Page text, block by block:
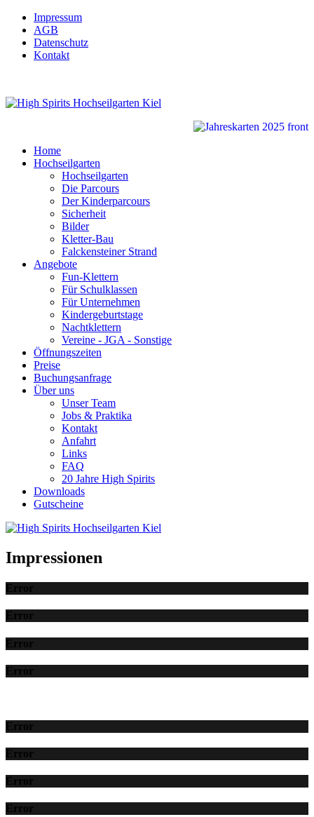
Impressum
AGB
Datenschutz
Kontakt
Home
Hochseilgarten
Hochseilgarten
Die Parcours
Der Kinderparcours
Sicherheit
Bilder
Kletter-Bau
Falckensteiner Strand
Angebote
Fun-Klettern
Für Schulklassen
Für Unternehmen
Kindergeburtstage
Nachtklettern
Vereine - JGA - Sonstige
Öffnungszeiten
Preise
Buchungsanfrage
Über uns
Unser Team
Jobs & Praktika
Kontakt
Anfahrt
Links
FAQ
20 Jahre High Spirits
Downloads
Gutscheine
Impressionen
Error
Error
Error
Error
Error
Error
Error
Error